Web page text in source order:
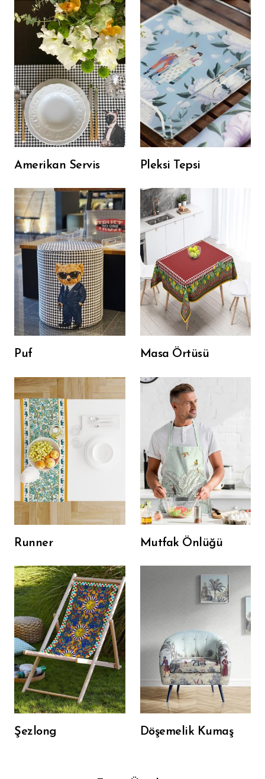
Amerikan Servis Pleksi Tepsi
Puf Masa Örtüsü
Runner Mutfak Önlüğü
Şezlong Döşemelik Kumaş